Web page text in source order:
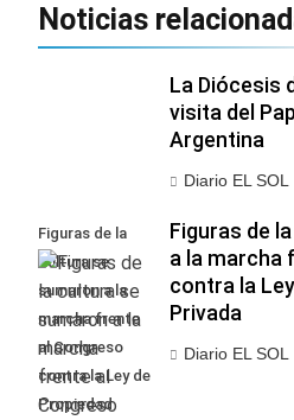
Noticias
La Diócesis
visita del
Argentina
Diario EL SOL
Figuras de la
cultura se
sumaron a la
marcha frente
al Congreso
contra la Ley de
Propiedad
Figuras de
a la marcha
contra la
Privada
Diario EL SOL